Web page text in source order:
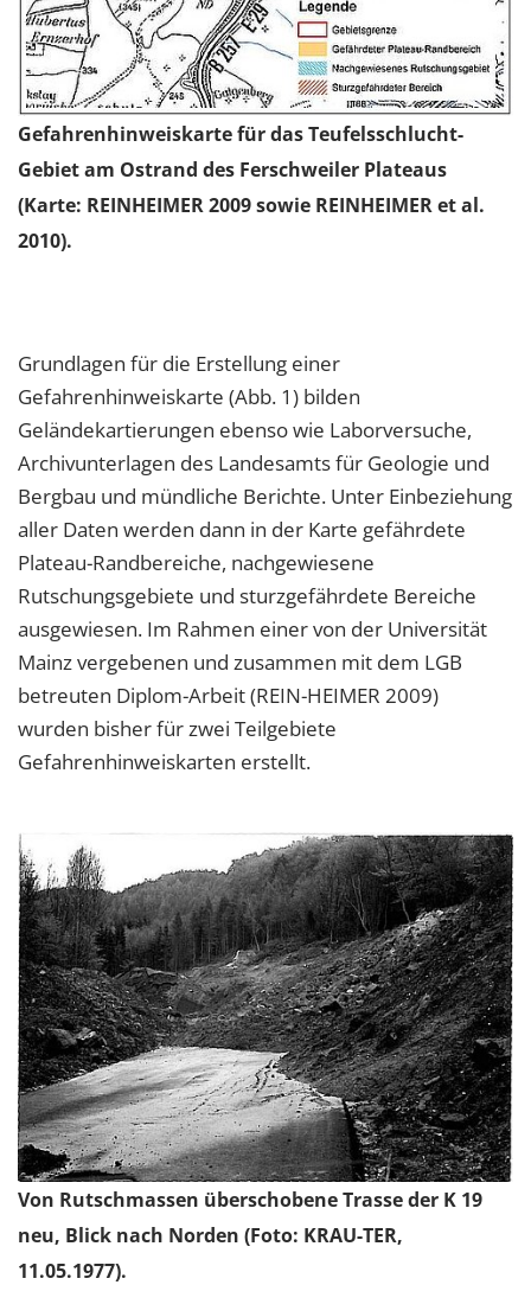
Gefahrenhinweiskarte für das Teufelsschlucht-
Gebiet am Ostrand des Ferschweiler Plateaus
(Karte: REINHEIMER 2009 sowie REINHEIMER et al.
2010).
Grundlagen für die Erstellung einer
Gefahrenhinweiskarte (Abb. 1) bilden
Geländekartierungen ebenso wie Laborversuche,
Archivunterlagen des Landesamts für Geologie und
Bergbau und mündliche Berichte. Unter Einbeziehung
aller Daten werden dann in der Karte gefährdete
Plateau-Randbereiche, nachgewiesene
Rutschungsgebiete und sturzgefährdete Bereiche
ausgewiesen. Im Rahmen einer von der Universität
Mainz vergebenen und zusammen mit dem LGB
betreuten Diplom-Arbeit (REIN-HEIMER 2009)
wurden bisher für zwei Teilgebiete
Gefahrenhinweiskarten erstellt.
Von Rutschmassen überschobene Trasse der K 19
neu, Blick nach Norden (Foto: KRAU-TER,
11.05.1977).